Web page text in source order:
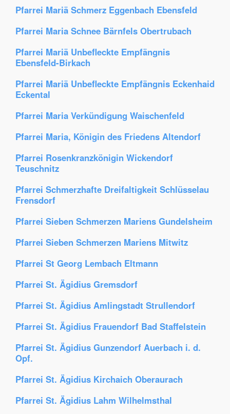
Pfarrei Mariä Schmerz Eggenbach Ebensfeld
Pfarrei Maria Schnee Bärnfels Obertrubach
Pfarrei Mariä Unbefleckte Empfängnis
Ebensfeld-Birkach
Pfarrei Mariä Unbefleckte Empfängnis Eckenhaid
Eckental
Pfarrei Maria Verkündigung Waischenfeld
Pfarrei Maria, Königin des Friedens Altendorf
Pfarrei Rosenkranzkönigin Wickendorf
Teuschnitz
Pfarrei Schmerzhafte Dreifaltigkeit Schlüsselau
Frensdorf
Pfarrei Sieben Schmerzen Mariens Gundelsheim
Pfarrei Sieben Schmerzen Mariens Mitwitz
Pfarrei St Georg Lembach Eltmann
Pfarrei St. Ägidius Gremsdorf
Pfarrei St. Ägidius Amlingstadt Strullendorf
Pfarrei St. Ägidius Frauendorf Bad Staffelstein
Pfarrei St. Ägidius Gunzendorf Auerbach i. d.
Opf.
Pfarrei St. Ägidius Kirchaich Oberaurach
Pfarrei St. Ägidius Lahm Wilhelmsthal